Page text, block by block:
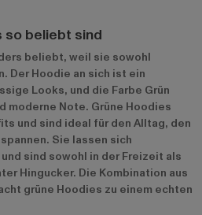
so beliebt sind
beliebt, weil sie sowohl
Der Hoodie an sich ist ein
Looks, und die Farbe Grün
moderne Note. Grüne Hoodies
und sind ideal für den Alltag, den
Sie lassen sich
sind sowohl in der Freizeit als
Hingucker. Die Kombination aus
grüne Hoodies zu einem echten